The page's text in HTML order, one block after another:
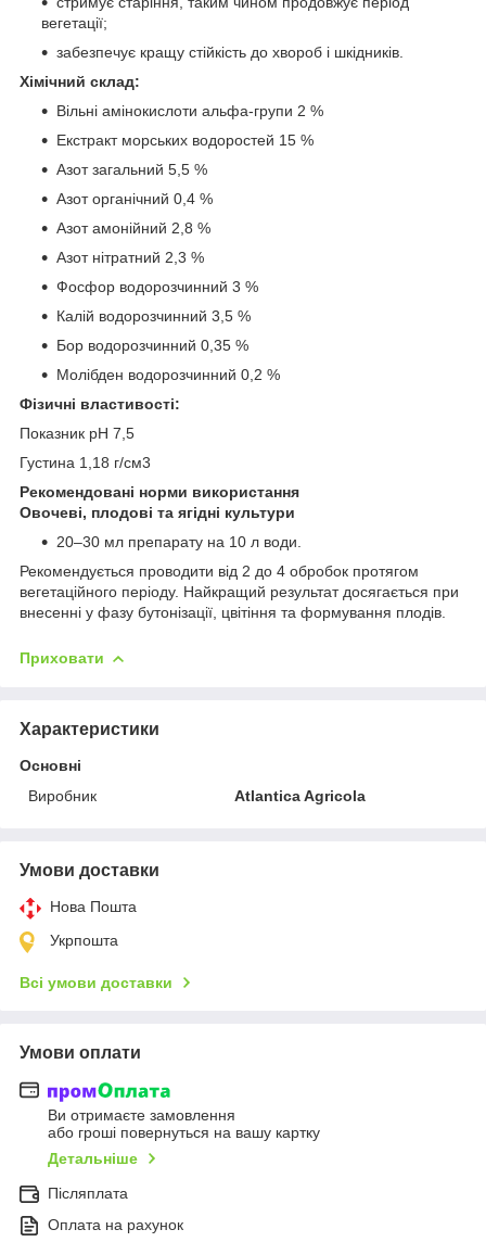
вегетації;
забезпечує кращу стійкість до хвороб і шкідників.
Xімічний склад:
Вільні амінокислоти альфа-групи 2 %
Екстракт морських водоростей 15 %
Азот загальний 5,5 %
Азот органічний 0,4 %
Азот амонійний 2,8 %
Азот нітратний 2,3 %
Фосфор водорозчинний 3 %
Калій водорозчинний 3,5 %
Бор водорозчинний 0,35 %
Молібден водорозчинний 0,2 %
Фізичні властивості:
Показник рН 7,5
Густина 1,18 г/см3
Рекомендовані норми використання
Овочеві, плодові та ягідні культури
20–30 мл препарату на 10 л води.
Рекомендується проводити від 2 до 4 обробок протягом
вегетаційного періоду. Найкращий результат досягається при
внесенні у фазу бутонізації, цвітіння та формування плодів.
Приховати
Характеристики
Основні
Виробник
Atlantica Agricola
Умови доставки
Нова Пошта
Укрпошта
Всі умови доставки
Умови оплати
Ви отримаєте замовлення
або гроші повернуться на вашу картку
Детальніше
Післяплата
Оплата на рахунок